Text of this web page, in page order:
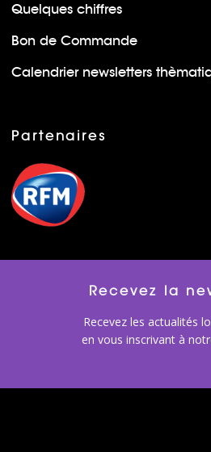
Quelques chiffres
Bon de Commande
Calendrier newsletters
Partenaires
Recevez la
Recevez les actualités
en vous inscrivant à